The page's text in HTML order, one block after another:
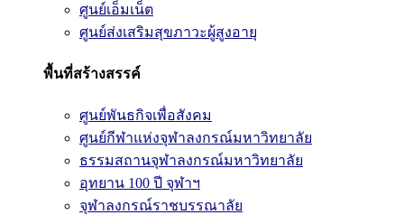
ศูนย์เอ็มเน็ต
ศูนย์ส่งเสริมสุขภาวะผู้สูงอายุ
พื้นที่สร้างสรรค์
ศูนย์พันธกิจเพื่อสังคม
ศูนย์กีฬาแห่งจุฬาลงกรณ์มหาวิทยาลัย
ธรรมสถานจุฬาลงกรณ์มหาวิทยาลัย
อุทยาน 100 ปี จุฬาฯ
จุฬาลงกรณ์ราชบรรณาลัย